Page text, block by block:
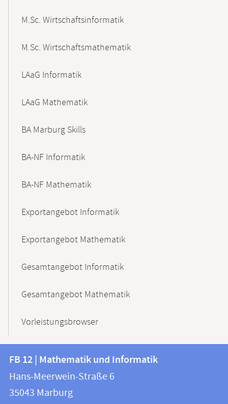
M.Sc. Wirtschaftsinformatik
M.Sc. Wirtschaftsmathematik
LAaG Informatik
LAaG Mathematik
BA Marburg Skills
BA-NF Informatik
BA-NF Mathematik
Exportangebot Informatik
Exportangebot Mathematik
Gesamtangebot Informatik
Gesamtangebot Mathematik
Vorleistungsbrowser
Kontakt
und
Informationen
FB
12
|
FB 12 | Mathematik und Informatik
Hans-Meerwein-Straße 6
35043 Marburg